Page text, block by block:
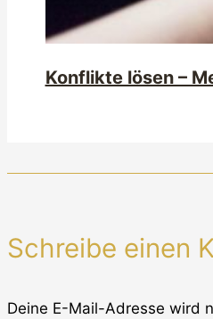
Konflikte lösen –
Schreibe einen
Deine E-Mail-Adresse wird